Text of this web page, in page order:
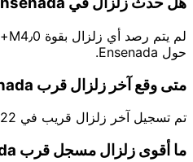
حول Ensenada.
متى وقع آخر زلزال قرب Ensenada؟
تم تسجيل آخر زلزال قريب في 2022-07-25 11:21 UTC.
ما أقوى زلزال مسجل قرب Ensenada؟